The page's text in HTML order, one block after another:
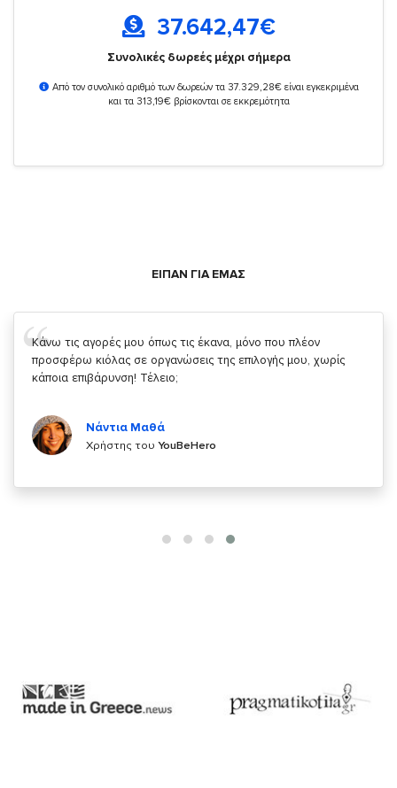
37.642,47€
Συνολικές δωρεές μέχρι σήμερα
Από τον συνολικό αριθμό των δωρεών τα 37.329,28€ είναι εγκεκριμένα
και τα 313,19€ βρίσκονται σε εκκρεμότητα
ΕΙΠΑΝ ΓΙΑ ΕΜΑΣ
Σας ευχαριστώ που μας δίνετε την δυνατότητα να κάνουμε
κάτι!
Χρήστης τουYouBeHero